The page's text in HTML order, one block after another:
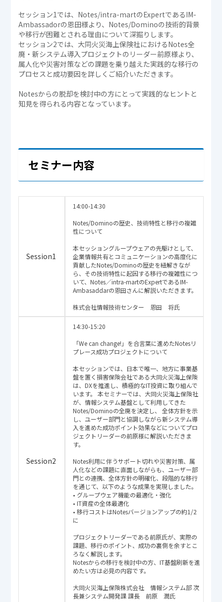
セッション1では、Notes/intra-martのExpertであるIM-
Ambassadorの恩田様より、Notes/Dominoの技術的背景
や移行が困難とされる理由について深掘りします。
セッション2では、大同火災海上保険社におけるNotes全
廃・新システム導入プロジェクトのリーダー前原様より、
属人化や災害対策などの課題を乗り越えた実践的な移行の
プロセスと成功要因を詳しくご紹介いただきます。
Notesからの脱却を検討中の方にとって実践的なヒントと
知見を得られる内容となっています。
セミナー内容
Session1
14:00-14:30
Notes/Dominoの歴史、技術特性と移行の複雑
性について
本セッショングループウェアの先駆けとして、
企業情報共有とコミュニケーションの高度化に
貢献したNotes/Dominoの歴史を紐解きなが
ら、その技術特性に起因する移行の複雑性につ
いて、Notes／intra-martのExpertであるIM-
Ambasaddarの恩田さんに解説いただきます。
株式会社情報技術センター 恩田 将氏
Session2
14:30-15:20
「We can change!」を合言葉に進めたNotesリ
プレース成功プロジェクトについて
本セッションでは、日本で唯一、地方に事業基
盤を置く損害保険会社である大同火災海上保険
は、DXを推進し、積極的なIT投資に取り組んで
います。 本セミナーでは、大同火災海上保険社
が、情報システム基盤として利用してきた
Notes/Dominoの全廃を決定し、 全体方針を示
し、ユーザー部門と協調しながら新システム導
入を進めた成功ポイント効果などについてプロ
ジェクトリーダーの前原様に解説いただきま
す。
Notes利用に伴うサポート切れや災害対策、属
人化などの課題に直面しながらも、ユーザー部
門との連携、全体方針の明確化、段階的な移行
を通じて、以下のような成果を実現しました。
• グループウェア機能の最適化・強化
• IT資産の全体最適化
• 移行コストはNotesバージョンアップの約1/2
に
プロジェクトリーダーである前原氏が、実際の
課題、移行のポイント、成功の裏側を余すとこ
ろなく解説します。
Notesからの移行を検討中の方、IT基盤刷新を進
めたい方は必見の内容です。
大同火災海上保険株式会社 情報システム部 次
長兼システム開発課 課長 前原 潤氏